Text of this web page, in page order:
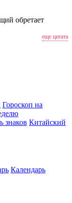
обретает
еще цитата
Гороскоп на
знаков Китайский
Календарь